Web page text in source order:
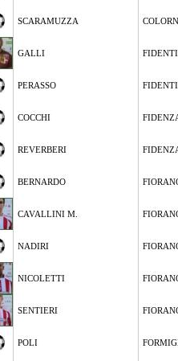
SCARAMUZZA
GALLI
PERASSO
COCCHI
REVERBERI
BERNARDO
CAVALLINI M.
NADIRI
NICOLETTI
SENTIERI
POLI